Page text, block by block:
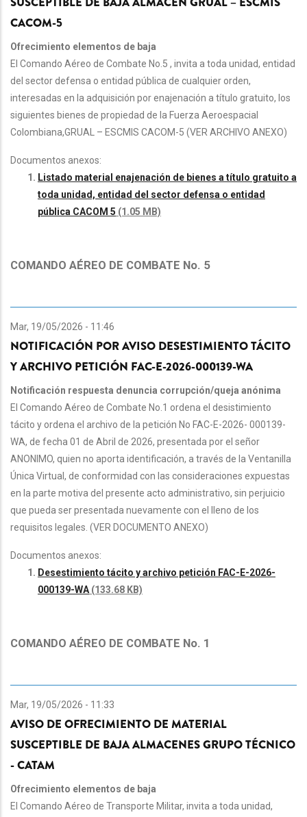
CACOM-5
Ofrecimiento elementos de baja
El Comando Aéreo de Combate No.5 , invita a toda unidad, entidad
del sector defensa o entidad pública de cualquier orden,
interesadas en la adquisición por enajenación a título gratuito, los
siguientes bienes de propiedad de la Fuerza Aeroespacial
Colombiana,GRUAL – ESCMIS CACOM-5 (VER ARCHIVO ANEXO)
Documentos anexos:
Listado material enajenación de bienes a título gratuito a
toda unidad, entidad del sector defensa o entidad
pública CACOM 5 (1.05 MB)
COMANDO AÉREO DE COMBATE No. 5
Mar, 19/05/2026 - 11:46
NOTIFICACIÓN POR AVISO DESESTIMIENTO TÁCITO
Y ARCHIVO PETICIÓN FAC-E-2026-000139-WA
Notificación respuesta denuncia corrupción/queja anónima
El Comando Aéreo de Combate No.1 ordena el desistimiento
tácito y ordena el archivo de la petición No FAC-E-2026- 000139-
WA, de fecha 01 de Abril de 2026, presentada por el señor
ANONIMO, quien no aporta identificación, a través de la Ventanilla
Única Virtual, de conformidad con las consideraciones expuestas
en la parte motiva del presente acto administrativo, sin perjuicio
que pueda ser presentada nuevamente con el lleno de los
requisitos legales. (VER DOCUMENTO ANEXO)
Documentos anexos:
Desestimiento tácito y archivo petición FAC-E-2026-
000139-WA (133.68 KB)
COMANDO AÉREO DE COMBATE No. 1
Mar, 19/05/2026 - 11:33
AVISO DE OFRECIMIENTO DE MATERIAL
SUSCEPTIBLE DE BAJA ALMACENES GRUPO TÉCNICO
- CATAM
Ofrecimiento elementos de baja
El Comando Aéreo de Transporte Militar, invita a toda unidad,